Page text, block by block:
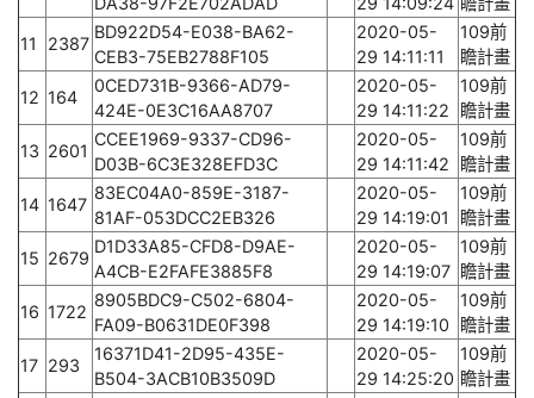
11
2387
BD922D54-E038-BA62-
CEB3-75EB2788F105
2020-05-
29 14:11:11
109前
瞻計畫
12 164
0CED731B-9366-AD79-
424E-0E3C16AA8707
2020-05-
29 14:11:22
109前
瞻計畫
13 2601
CCEE1969-9337-CD96-
D03B-6C3E328EFD3C
2020-05-
29 14:11:42
109前
瞻計畫
14 1647
83EC04A0-859E-3187-
81AF-053DCC2EB326
2020-05-
29 14:19:01
109前
瞻計畫
15 2679
D1D33A85-CFD8-D9AE-
A4CB-E2FAFE3885F8
2020-05-
29 14:19:07
109前
瞻計畫
16 1722
8905BDC9-C502-6804-
FA09-B0631DE0F398
2020-05-
29 14:19:10
109前
瞻計畫
17 293
16371D41-2D95-435E-
B504-3ACB10B3509D
2020-05-
29 14:25:20
109前
瞻計畫